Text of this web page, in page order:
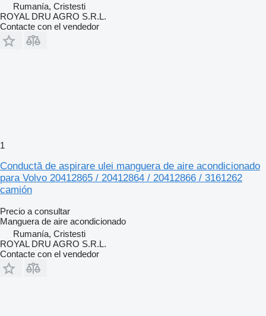
Rumanía, Cristesti
ROYAL DRU AGRO S.R.L.
Contacte con el vendedor
1
Conductă de aspirare ulei manguera de aire acondicionado
para Volvo 20412865 / 20412864 / 20412866 / 3161262
camión
Precio a consultar
Manguera de aire acondicionado
Rumanía, Cristesti
ROYAL DRU AGRO S.R.L.
Contacte con el vendedor